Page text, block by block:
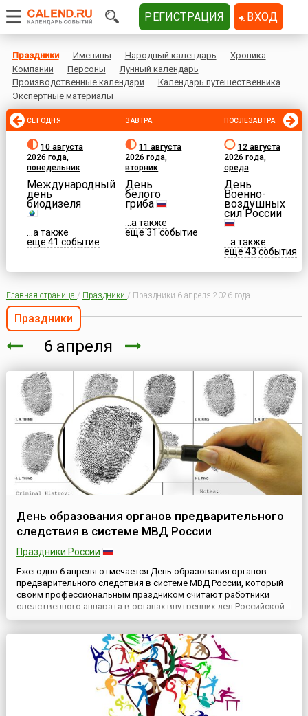
Праздники Именины Народный календарь
Хроника
Компании
Персоны
Лунный календарь
Производственные календари
Календарь путешественника
Экспертные материалы
СЕГОДНЯ
10 августа
2026 года,
понедельник
Международный
день
биодизеля
...а также
еще 41 событие
ЗАВТРА
11 августа
2026 года,
вторник
День
белого
гриба
...а также
еще 31 событие
ПОСЛЕЗАВТРА
12 августа
2026 года,
среда
День
Военно-
воздушных
сил России
...а также
еще 43 события
Главная страница / Праздники / Праздники 6 апреля 2026 года
Праздники
6 апреля
День образования органов предварительного
следствия в системе МВД России
Праздники России
Ежегодно 6 апреля отмечается День образования органов
предварительного следствия в системе МВД России, который
своим профессиональным праздником считают работники
следственного аппарата в органах внутренних дел Российской
Федерации.Указом Президиума Верховного Совета СССР от 6
следствия было передано Министерству охраны
общественного порядка...
РЕГИСТРАЦИЯ ВХОД